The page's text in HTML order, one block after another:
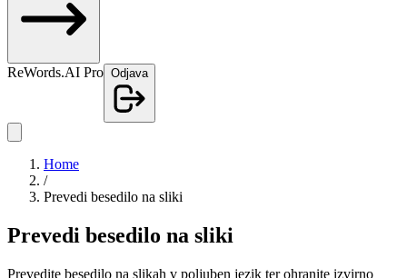
ReWords.AI Pro Odjava
Home
/
Prevedi besedilo na sliki
Prevedi besedilo na sliki
Prevedite besedilo na slikah v poljuben jezik ter ohranite izvirno